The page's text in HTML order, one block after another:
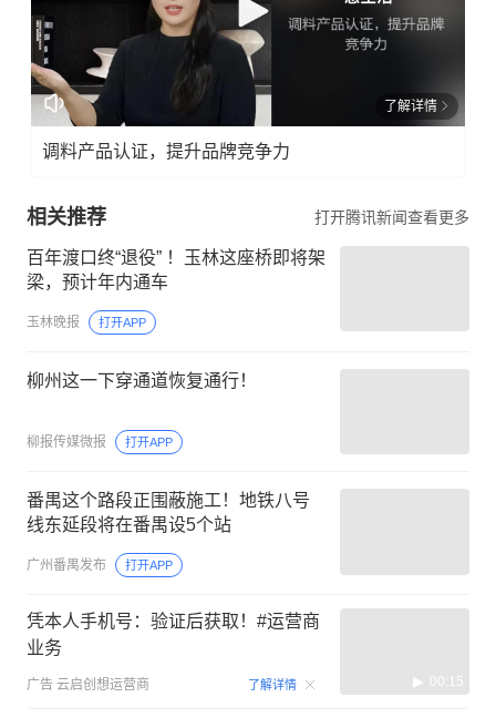
了解详情
调料产品认证，提升品牌竞争力
相关推荐 打开腾讯新闻查看更多
百年渡口终“退役” ！玉林这座桥即将架
梁，预计年内通车
玉林晚报 打开APP
柳州这一下穿通道恢复通行！
柳报传媒微报 打开APP
番禺这个路段正围蔽施工！地铁八号
线东延段将在番禺设5个站
广州番禺发布 打开APP
凭本人手机号：验证后获取！#运营商
业务
广告 云启创想运营商 了解详情 00:15